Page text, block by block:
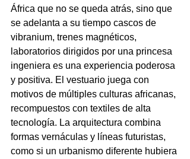
África que no se queda atrás, sino que
se adelanta a su tiempo cascos de
vibranium, trenes magnéticos,
laboratorios dirigidos por una princesa
ingeniera es una experiencia poderosa
y positiva. El vestuario juega con
motivos de múltiples culturas africanas,
recompuestos con textiles de alta
tecnología. La arquitectura combina
formas vernáculas y líneas futuristas,
como si un urbanismo diferente hubiera